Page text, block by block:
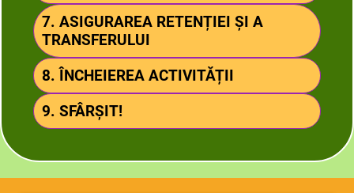
7. ASIGURAREA RETENȚIEI ȘI A
TRANSFERULUI
8. ÎNCHEIEREA ACTIVITĂȚII
9. SFÂRȘIT!